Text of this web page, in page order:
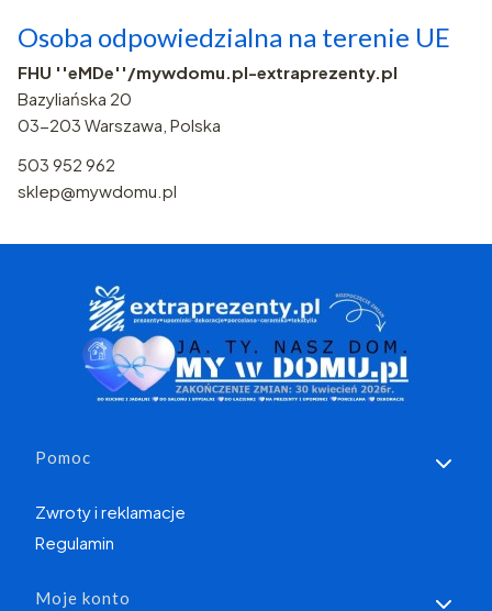
Osoba odpowiedzialna na terenie UE
FHU ''eMDe''/mywdomu.pl-extraprezenty.pl
Bazyliańska 20
03-203 Warszawa, Polska
503 952 962
sklep@mywdomu.pl
Linki w stopce
Pomoc
Zwroty i reklamacje
Regulamin
Moje konto